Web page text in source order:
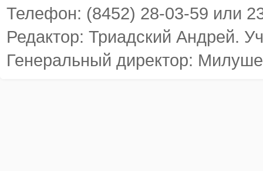
Телефон: (8452) 28-03-59 или
Редактор: Триадский Андрей.
Генеральный директор: